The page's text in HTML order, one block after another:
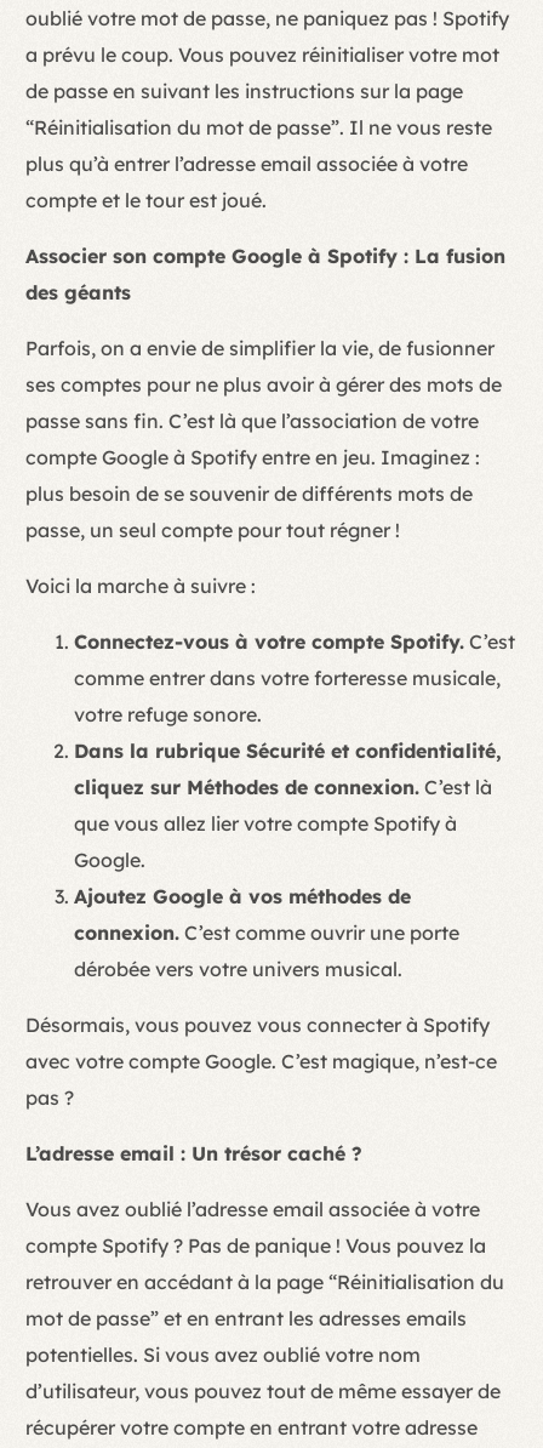
oublié votre mot de passe, ne paniquez pas ! Spotify
a prévu le coup. Vous pouvez réinitialiser votre mot
de passe en suivant les instructions sur la page
“Réinitialisation du mot de passe”. Il ne vous reste
plus qu’à entrer l’adresse email associée à votre
compte et le tour est joué.
Associer son compte Google à Spotify : La fusion
des géants
Parfois, on a envie de simplifier la vie, de fusionner
ses comptes pour ne plus avoir à gérer des mots de
passe sans fin. C’est là que l’association de votre
compte Google à Spotify entre en jeu. Imaginez :
plus besoin de se souvenir de différents mots de
passe, un seul compte pour tout régner !
Voici la marche à suivre :
Connectez-vous à votre compte Spotify. C’est
comme entrer dans votre forteresse musicale,
votre refuge sonore.
Dans la rubrique Sécurité et confidentialité,
cliquez sur Méthodes de connexion. C’est là
que vous allez lier votre compte Spotify à
Google.
Ajoutez Google à vos méthodes de
connexion. C’est comme ouvrir une porte
dérobée vers votre univers musical.
Désormais, vous pouvez vous connecter à Spotify
avec votre compte Google. C’est magique, n’est-ce
pas ?
L’adresse email : Un trésor caché ?
Vous avez oublié l’adresse email associée à votre
compte Spotify ? Pas de panique ! Vous pouvez la
retrouver en accédant à la page “Réinitialisation du
mot de passe” et en entrant les adresses emails
potentielles. Si vous avez oublié votre nom
d’utilisateur, vous pouvez tout de même essayer de
récupérer votre compte en entrant votre adresse